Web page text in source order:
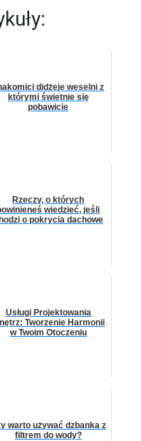
didżeje weselni z
którymi świetnie się
pobawicie
Rzeczy, o których
wiedzieć, jeśli
o pokrycia dachowe
Usługi Projektowania
Tworzenie Harmonii
w Twoim Otoczeniu
warto używać dzbanka z
filtrem do wody?